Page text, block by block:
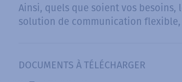
Ainsi, quels que soient vos besoins,
solution de communication flexible,
DOCUMENTS À TÉLÉCHARGER